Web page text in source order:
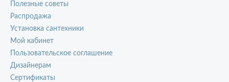
Полезные советы
Распродажа
Установка сантехники
Мой кабинет
Пользовательское соглашение
Дизайнерам
Сертификаты